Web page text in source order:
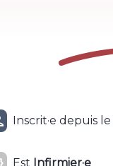
Inscrit·e depuis le
Est Infirmier·e